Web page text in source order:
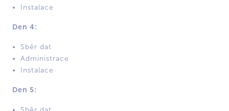
Instalace
Den 4:
Sběr dat
Administrace
Instalace
Den 5: